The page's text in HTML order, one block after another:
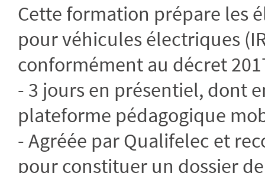
Cette formation prépare les
pour véhicules électriques
conformément au décret
- 3 jours en présentiel, dont
plateforme pédagogique
- Agréée par Qualifelec et
pour constituer un dossier